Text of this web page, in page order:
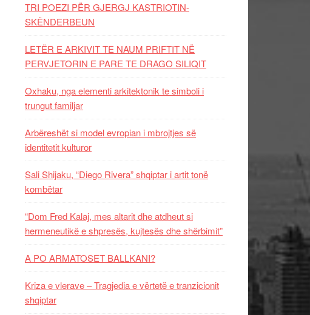
TRI POEZI PËR GJERGJ KASTRIOTIN-
SKËNDERBEUN
LETËR E ARKIVIT TE NAUM PRIFTIT NË
PERVJETORIN E PARE TE DRAGO SILIQIT
Oxhaku, nga elementi arkitektonik te simboli i
trungut familjar
Arbëreshët si model evropian i mbrojtjes së
identitetit kulturor
Sali Shijaku, “Diego Rivera” shqiptar i artit tonë
kombëtar
“Dom Fred Kalaj, mes altarit dhe atdheut si
hermeneutikë e shpresës, kujtesës dhe shërbimit”
A PO ARMATOSET BALLKANI?
Kriza e vlerave – Tragjedia e vërtetë e tranzicionit
shqiptar